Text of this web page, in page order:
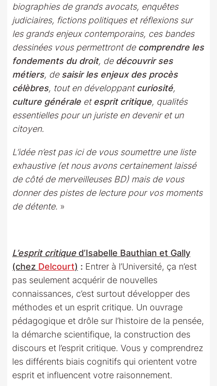
biographies de grands avocats, enquêtes
judiciaires, fictions politiques et réflexions sur
les grands enjeux contemporains, ces bandes
dessinées vous permettront de comprendre les
fondements du droit, de découvrir ses
métiers, de saisir les enjeux des procès
célèbres, tout en développantcuriosité,
culture généraleetesprit critique, qualités
essentielles pour un juriste en devenir et un
citoyen.
L’idée n’est pas ici de vous soumettre une liste
exhaustive (et nous avons certainement laissé
de côté de merveilleuses BD) mais de vous
donner des pistes de lecture pour vos moments
de détente. »
L’esprit critique d’Isabelle Bauthian et Gally
(chez Delcourt) : Entrer à l’Université, ça n’est
pas seulement acquérir de nouvelles
connaissances, c’est surtout développer des
méthodes et un esprit critique. Un ouvrage
pédagogique et drôle sur l’histoire de la pensée,
la démarche scientifique, la construction des
discours et l’esprit critique. Vous y comprendrez
les différents biais cognitifs qui orientent votre
esprit et influencent votre raisonnement.